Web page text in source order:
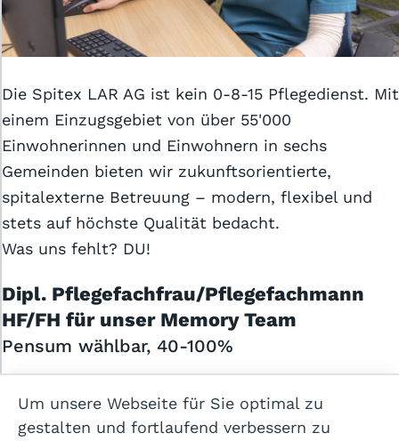
Die Spitex LAR AG ist kein 0-8-15 Pflegedienst. Mit
einem Einzugsgebiet von über 55'000
Einwohnerinnen und Einwohnern in sechs
Gemeinden bieten wir zukunftsorientierte,
spitalexterne Betreuung – modern, flexibel und
stets auf höchste Qualität bedacht.
Was uns fehlt? DU!
Dipl. Pflegefachfrau/Pflegefachmann
HF/FH für unser Memory Team
Pensum wählbar, 40-100%
und Eigenverantwortung?
Allgemeine Geschäftsbedingungen
Datenschutzerklärung
Impressum
Hilfe
Um unsere Webseite für Sie optimal zu
gestalten und fortlaufend verbessern zu